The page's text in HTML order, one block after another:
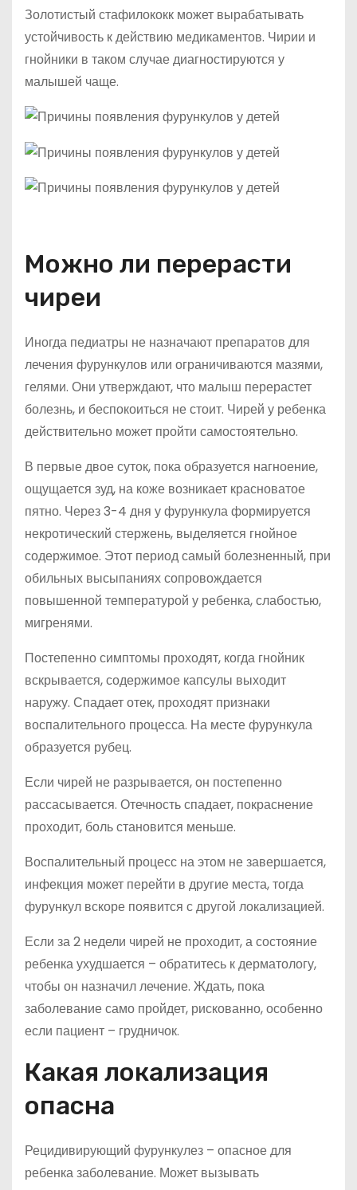
Золотистый стафилококк может вырабатывать
устойчивость к действию медикаментов. Чирии и
гнойники в таком случае диагностируются у
малышей чаще.
Можно ли перерасти
чиреи
Иногда педиатры не назначают препаратов для
лечения фурункулов или ограничиваются мазями,
гелями. Они утверждают, что малыш перерастет
болезнь, и беспокоиться не стоит. Чирей у ребенка
действительно может пройти самостоятельно.
В первые двое суток, пока образуется нагноение,
ощущается зуд, на коже возникает красноватое
пятно. Через 3-4 дня у фурункула формируется
некротический стержень, выделяется гнойное
содержимое. Этот период самый болезненный, при
обильных высыпаниях сопровождается
повышенной температурой у ребенка, слабостью,
мигренями.
Постепенно симптомы проходят, когда гнойник
вскрывается, содержимое капсулы выходит
наружу. Спадает отек, проходят признаки
воспалительного процесса. На месте фурункула
образуется рубец.
Если чирей не разрывается, он постепенно
рассасывается. Отечность спадает, покраснение
проходит, боль становится меньше.
Воспалительный процесс на этом не завершается,
инфекция может перейти в другие места, тогда
фурункул вскоре появится с другой локализацией.
Если за 2 недели чирей не проходит, а состояние
ребенка ухудшается – обратитесь к дерматологу,
чтобы он назначил лечение. Ждать, пока
заболевание само пройдет, рискованно, особенно
если пациент – грудничок.
Какая локализация
опасна
Рецидивирующий фурункулез – опасное для
ребенка заболевание. Может вызывать